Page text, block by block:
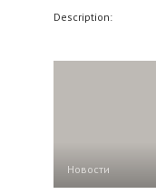
Description:
Новости